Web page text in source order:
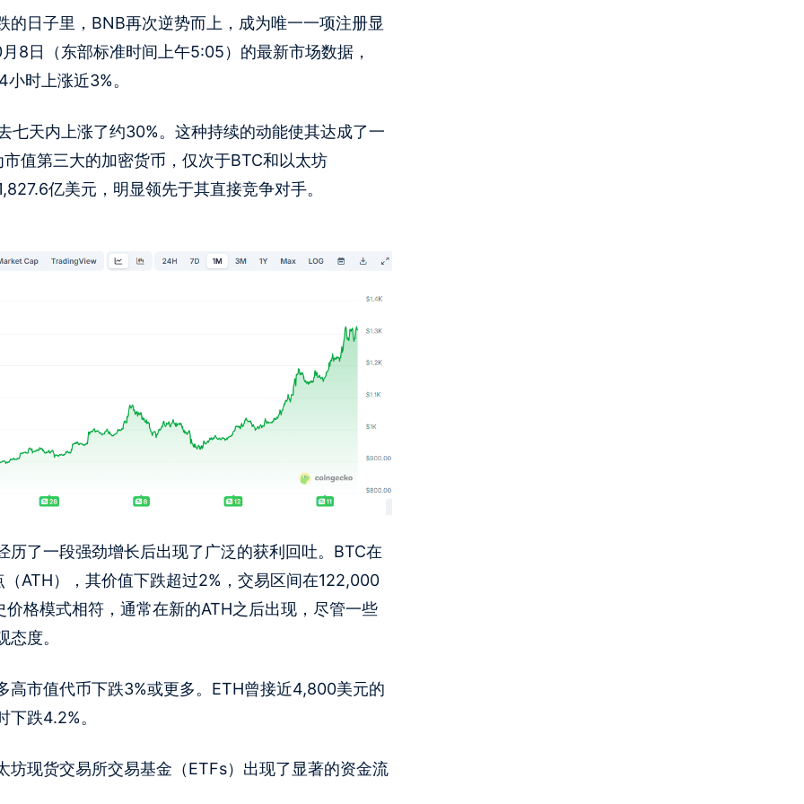
日子里，BNB再次逆势而上，成为唯一一项注册显
8日（东部标准时间上午5:05）的最新市场数据，
时上涨近3%。
七天内上涨了约30%。这种持续的动能使其达成了一
值第三大的加密货币，仅次于BTC和以太坊
亿美元，明显领先于其直接竞争对手。
了一段强劲增长后出现了广泛的获利回吐。BTC在
ATH），其价值下跌超过2%，交易区间在122,000
格模式相符，通常在新的ATH之后出现，尽管一些
度。
高市值代币下跌3%或更多。ETH曾接近4,800美元的
跌4.2%。
坊现货交易所交易基金（ETFs）出现了显著的资金流